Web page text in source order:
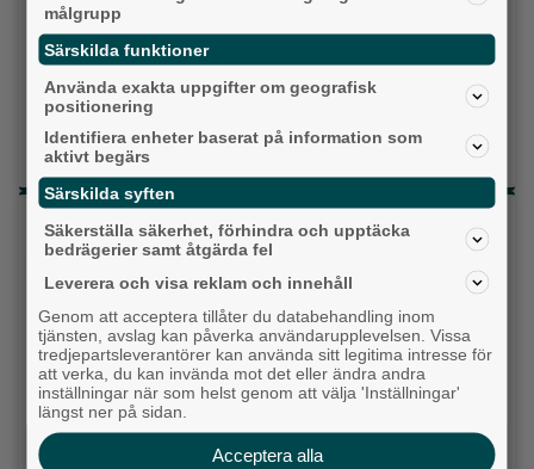
Då börjar tågen rulla igen: ”Vi ligger bra i fas”
Fastighetsägarna vill ha ny hyresmodell –
Hyresgästföreningen kritiska
Detta händer i Alingsås 3–10 augusti
Senaste artiklarna
Alingsås
målgrupp
Särskilda funktioner
Använda exakta uppgifter om geografisk
positionering
Identifiera enheter baserat på information som
aktivt begärs
Särskilda syften
Säkerställa säkerhet, förhindra och upptäcka
bedrägerier samt åtgärda fel
Leverera och visa reklam och innehåll
Genom att acceptera tillåter du databehandling inom
tjänsten, avslag kan påverka användarupplevelsen. Vissa
tredjepartsleverantörer kan använda sitt legitima intresse för
att verka, du kan invända mot det eller ändra andra
inställningar när som helst genom att välja 'Inställningar'
längst ner på sidan.
Acceptera alla